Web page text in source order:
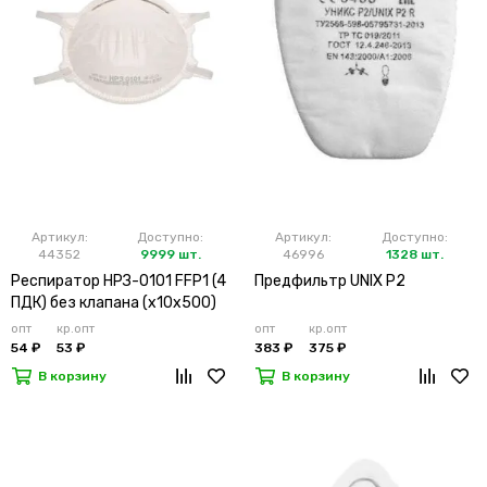
Артикул:
44352
Доступно:
9999 шт.
Респиратор НРЗ-0101 FFP1 (4
ПДК) без клапана (х10х500)
опт
54 ₽
кр.опт
53 ₽
В корзину
Артикул:
46996
Доступно:
1328 шт.
Предфильтр UNIX P2
опт
383 ₽
кр.опт
375 ₽
В корзину